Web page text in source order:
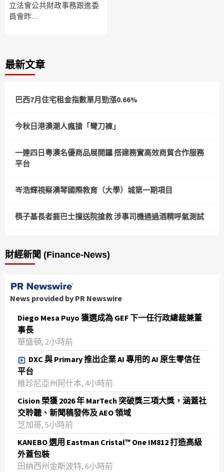
立法會公共財政事務跟進委
員會昨…
最新文章
巴西7月住宅租金指數單月勁漲0.66%
今秋日港澳潮人瘋搶「彎刀褲」
一連四日粵澳名優商品展開鑼 搭建務實高效商貿合作服務
平台
岑浩輝視察澳琴國際教育（大學）城第一期項目
筷子基長者捱巴士撞送院搶救 涉事司機通過酒精呼氣測試
財經新聞 (Finance-News)
News provided by PR Newswire
Diego Mesa Puyo 獲選成為 GEF 下一任行政總裁兼董
事長
華盛頓, 2小時前
DXC 與 Primary 推出企業 AI 專用的 AI 原生零信任
平台
維珍尼亞州阿什本, 4小時前
Cision 榮獲 2026 年 MarTech 突破獎三項大獎，涵蓋社
交聆聽、新聞稿發佈及 AEO 領域
芝加哥, 5小時前
KANEBO 選用 Eastman Cristal™ One IM812 打造高級
外蓋包裝
田納西州金斯波特, 6小時前